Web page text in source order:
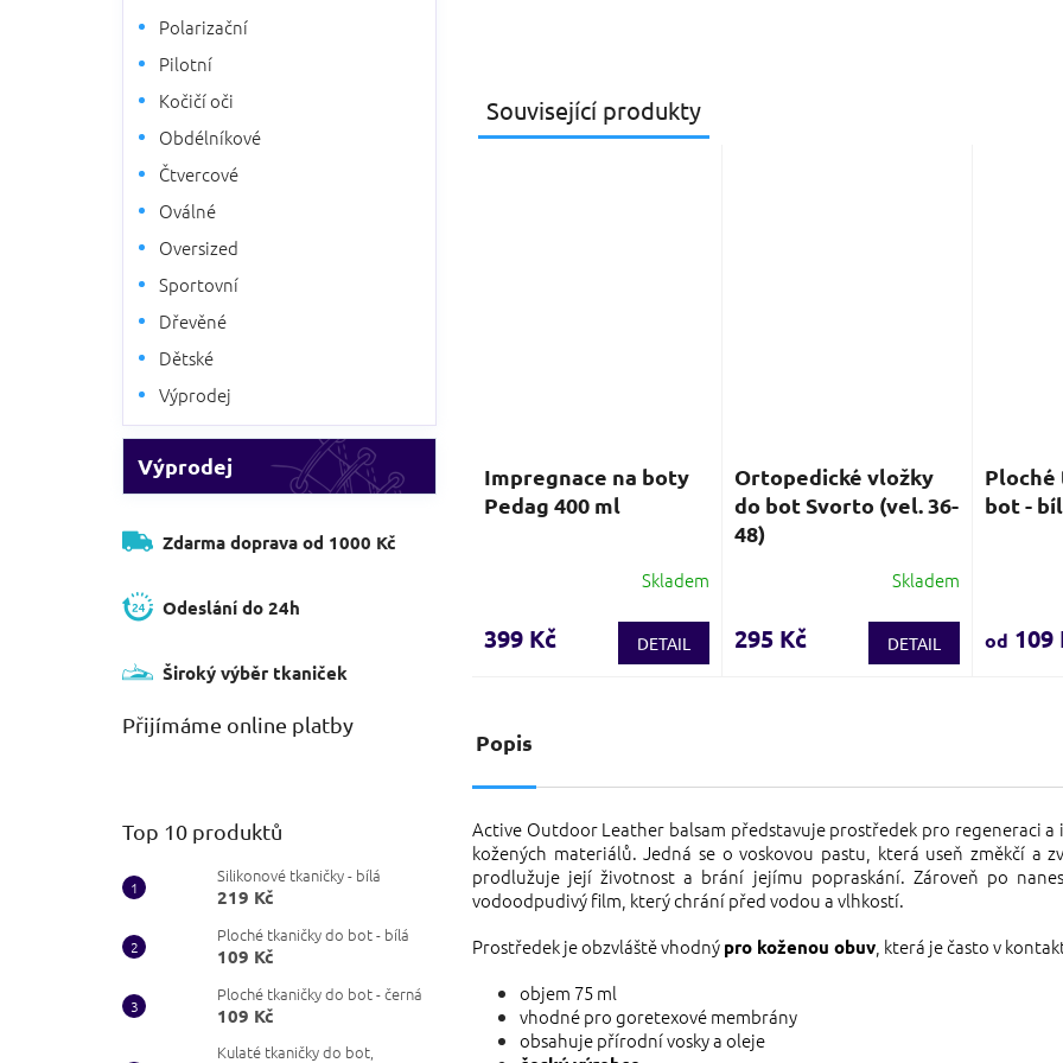
Polarizační
Pilotní
Kočičí oči
Obdélníkové
Čtvercové
Oválné
Oversized
Sportovní
Dřevěné
Dětské
Výprodej
Výprodej
Zdarma doprava od 1000 Kč
Odeslání do 24h
Široký výběr tkaniček
Přijímáme online platby
Top 10 produktů
Silikonové tkaničky - bílá
219 Kč
Ploché tkaničky do bot - bílá
109 Kč
Ploché tkaničky do bot - černá
109 Kč
Kulaté tkaničky do bot,
Související produkty
Impregnace na boty
Pedag 400 ml
Skladem
399 Kč DETAIL
Ortopedické vložky
do bot Svorto (vel. 36-
48)
produktu
je
Skladem
295 Kč DETAIL
Ploché
bot -
produktu
je
od 109
Popis
Active Outdoor Leather balsam představuje prostředek pro regeneraci a
kožených materiálů. Jedná se o voskovou pastu, která useň změkčí a
prodlužuje její životnost a brání jejímu popraskání. Zároveň po
vodoodpudivý film, který chrání před vodou a vlhkostí.
Prostředek je obzvláště vhodný pro koženou obuv , která je často v
objem 75 ml
vhodné pro goretexové membrány
obsahuje přírodní vosky a oleje